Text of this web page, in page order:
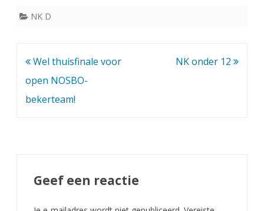
i
NK D
Bericht
navigatie
Wel thuisfinale voor
open NOSBO-
bekerteam!
NK onder 12
Geef een reactie